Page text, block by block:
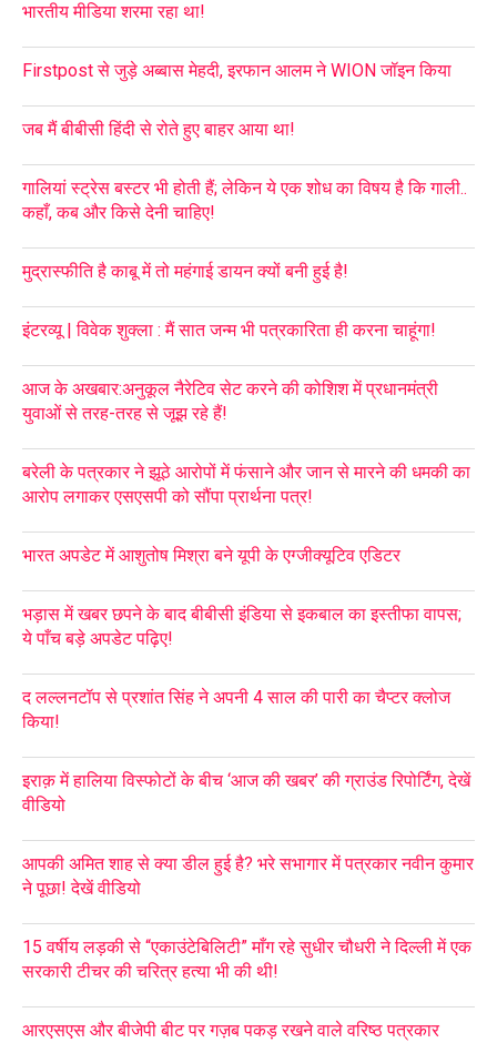
भारतीय मीडिया शरमा रहा था!
Firstpost से जुड़े अब्बास मेहदी, इरफान आलम ने WION जॉइन किया
जब मैं बीबीसी हिंदी से रोते हुए बाहर आया था!
गालियां स्ट्रेस बस्टर भी होती हैं; लेकिन ये एक शोध का विषय है कि गाली..
कहाँ, कब और किसे देनी चाहिए!
मुद्रास्फीति है काबू में तो महंगाई डायन क्यों बनी हुई है!
इंटरव्यू | विवेक शुक्ला : मैं सात जन्म भी पत्रकारिता ही करना चाहूंगा!
आज के अखबार:अनुकूल नैरेटिव सेट करने की कोशिश में प्रधानमंत्री
युवाओं से तरह-तरह से जूझ रहे हैं!
बरेली के पत्रकार ने झूठे आरोपों में फंसाने और जान से मारने की धमकी का
आरोप लगाकर एसएसपी को सौंपा प्रार्थना पत्र!
भारत अपडेट में आशुतोष मिश्रा बने यूपी के एग्जीक्यूटिव एडिटर
भड़ास में खबर छपने के बाद बीबीसी इंडिया से इकबाल का इस्तीफा वापस;
ये पाँच बड़े अपडेट पढ़िए!
द लल्लनटॉप से प्रशांत सिंह ने अपनी 4 साल की पारी का चैप्टर क्लोज
किया!
इराक़ में हालिया विस्फोटों के बीच ‘आज की खबर’ की ग्राउंड रिपोर्टिंग, देखें
वीडियो
आपकी अमित शाह से क्या डील हुई है? भरे सभागार में पत्रकार नवीन कुमार
ने पूछा! देखें वीडियो
15 वर्षीय लड़की से “एकाउंटेबिलिटी” माँग रहे सुधीर चौधरी ने दिल्ली में एक
सरकारी टीचर की चरित्र हत्या भी की थी!
आरएसएस और बीजेपी बीट पर गज़ब पकड़ रखने वाले वरिष्ठ पत्रकार